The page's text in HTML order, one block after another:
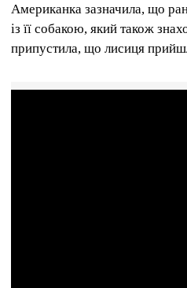
Американка зазначила, що
із її собакою, який також
припустила, що лисиця